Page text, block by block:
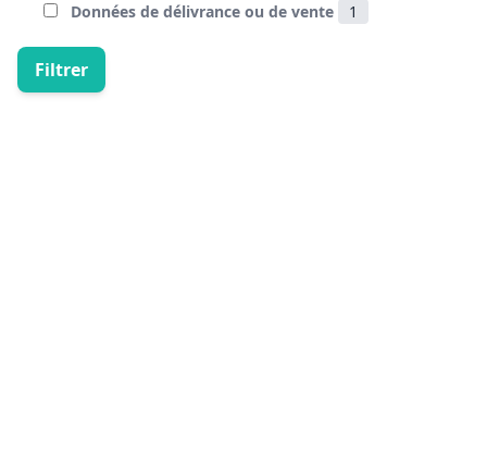
Données de délivrance ou de vente
1